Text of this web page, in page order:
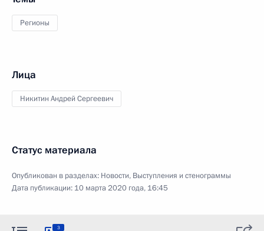
Регионы
Лица
Никитин Андрей Сергеевич
Статус материала
Опубликован в разделах: Новости, Выступления и стенограммы
Дата публикации: 10 марта 2020 года, 16:45
3